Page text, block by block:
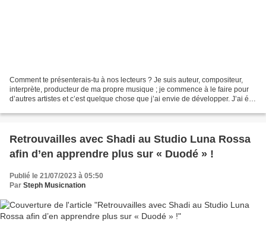
Comment te présenterais-tu à nos lecteurs ? Je suis auteur, compositeur,
interprète, producteur de ma propre musique ; je commence à le faire pour
d’autres artistes et c’est quelque chose que j’ai envie de développer. J’ai été
Retrouvailles avec Shadi au Studio Luna Rossa
afin d’en apprendre plus sur « Duodé » !
Publié le 21/07/2023 à 05:50
Par Steph Musicnation